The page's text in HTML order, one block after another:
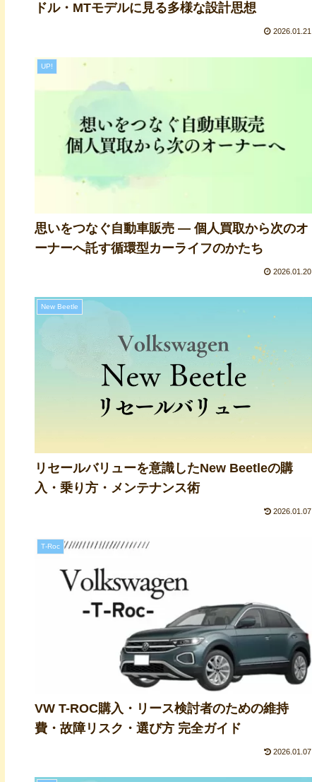
ドル・MTモデルに見る多様な設計思想
2026.01.21
UP!
思いをつなぐ自動車販売 ― 個人買取から次のオ
ーナーへ託す循環型カーライフのかたち
2026.01.20
New Beetle
リセールバリューを意識したNew Beetleの購
入・乗り方・メンテナンス術
2026.01.07
T‑Roc
VW T-ROC購入・リース検討者のための維持
費・故障リスク・選び方 完全ガイド
2026.01.07